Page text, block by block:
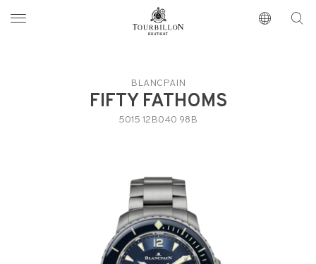
https://www.tourbillon.com/zh-hant
BLANCPAIN
FIFTY FATHOMS
5015 12B040 98B